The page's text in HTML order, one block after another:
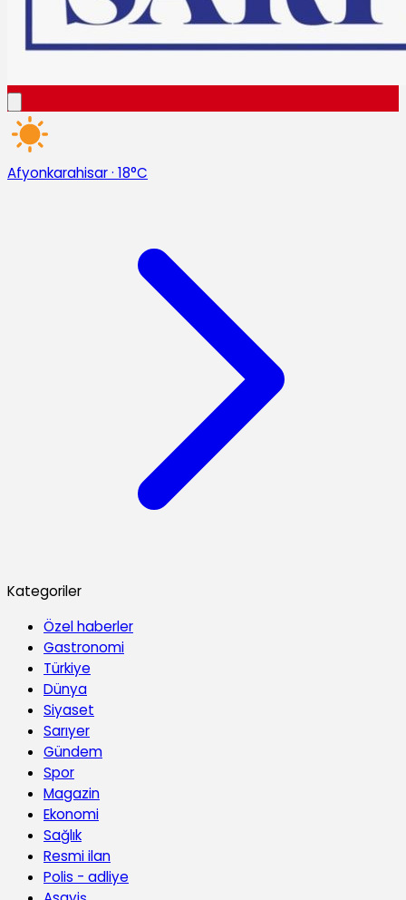
Afyonkarahisar· 18°C
Kategoriler
Özel haberler
Gastronomi
Türkiye
Dünya
Siyaset
Sarıyer
Gündem
Spor
Magazin
Ekonomi
Sağlık
Resmi ilan
Polis - adliye